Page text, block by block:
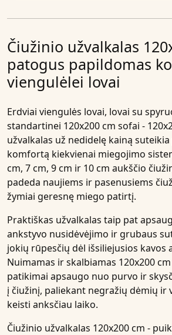
Čiužinio užvalkalas
patogus papildomas
viengulėlei lovai
Erdviai viengulės lovai, lovai su
standartinei 120x200 cm sofai -
užvalkalas už nedidelę kainą
komfortą kiekvienai miegojimo
cm, 7 cm, 9 cm ir 10 cm aukščio
padeda naujiems ir pasenusiems
žymiai geresnę miego patirtį.
Praktiškas užvalkalas taip pat
ankstyvo nusidėvėjimo ir grubaus
jokių rūpesčių dėl išsiliejusios kavos
Nuimamas ir skalbiamas 120x200
patikimai apsaugo nuo purvo ir
į čiužinį, paliekant negražių dėmių ir
keisti anksčiau laiko.
Čiužinio užvalkalas 120x200 cm -